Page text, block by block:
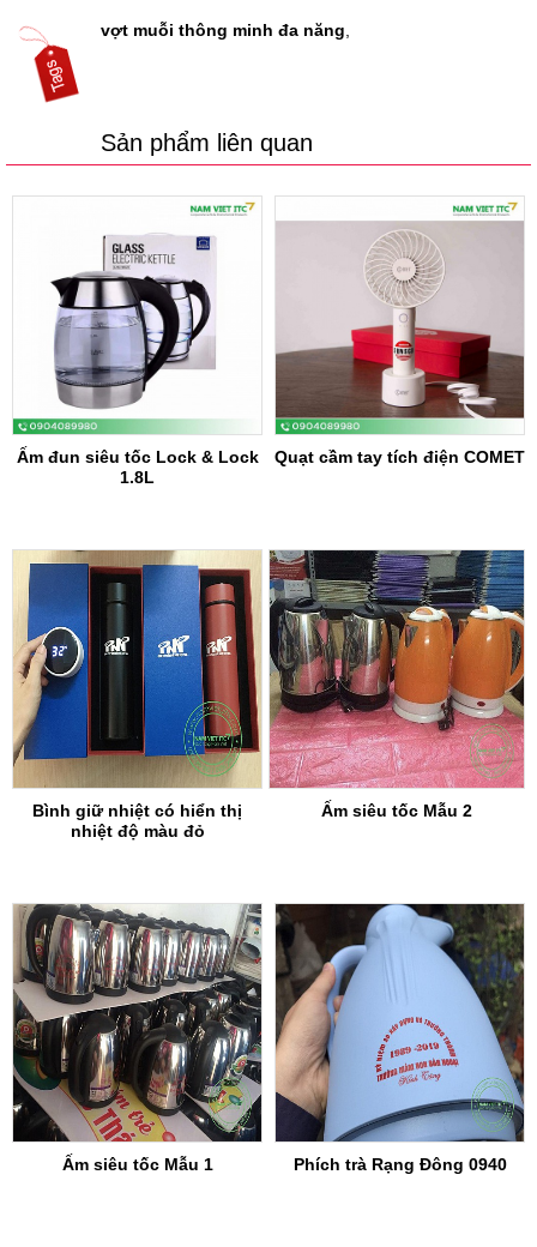
vợt muỗi thông minh đa năng
Sản phẩm liên quan
Ấm đun siêu tốc Lock & Lock
1.8L
Quạt cầm tay tích điện COMET
Bình giữ nhiệt có hiển thị
nhiệt độ màu đỏ
Ấm siêu tốc Mẫu 2
Ấm siêu tốc Mẫu 1 Phích trà Rạng Đông 0940